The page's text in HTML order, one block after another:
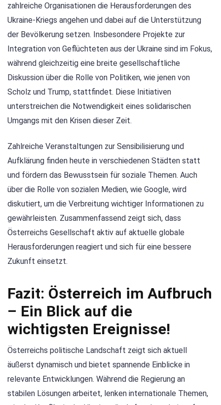
zahlreiche Organisationen die Herausforderungen des
Ukraine-Kriegs angehen und dabei auf die Unterstützung
der Bevölkerung setzen. Insbesondere Projekte zur
Integration von Geflüchteten aus der Ukraine sind im Fokus,
während gleichzeitig eine breite gesellschaftliche
Diskussion über die Rolle von Politiken, wie jenen von
Scholz und Trump, stattfindet. Diese Initiativen
unterstreichen die Notwendigkeit eines solidarischen
Umgangs mit den Krisen dieser Zeit.
Zahlreiche Veranstaltungen zur Sensibilisierung und
Aufklärung finden heute in verschiedenen Städten statt
und fördern das Bewusstsein für soziale Themen. Auch
über die Rolle von sozialen Medien, wie Google, wird
diskutiert, um die Verbreitung wichtiger Informationen zu
gewährleisten. Zusammenfassend zeigt sich, dass
Österreichs Gesellschaft aktiv auf aktuelle globale
Herausforderungen reagiert und sich für eine bessere
Zukunft einsetzt.
Fazit: Österreich im Aufbruch
– Ein Blick auf die
wichtigsten Ereignisse!
Österreichs politische Landschaft zeigt sich aktuell
äußerst dynamisch und bietet spannende Einblicke in
relevante Entwicklungen. Während die Regierung an
stabilen Lösungen arbeitet, lenken internationale Themen,